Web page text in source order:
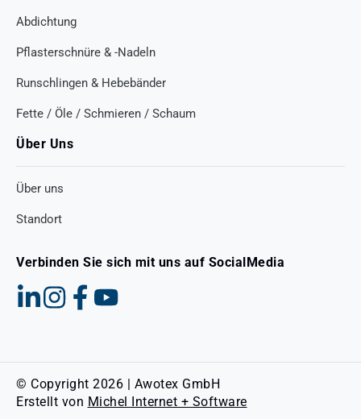
Abdichtung
Pflasterschnüre & -Nadeln
Runschlingen & Hebebänder
Fette / Öle / Schmieren / Schaum
Über Uns
Über uns
Standort
Verbinden Sie sich mit uns auf SocialMedia
© Copyright 2026 | Awotex GmbH
Erstellt von Michel Internet + Software